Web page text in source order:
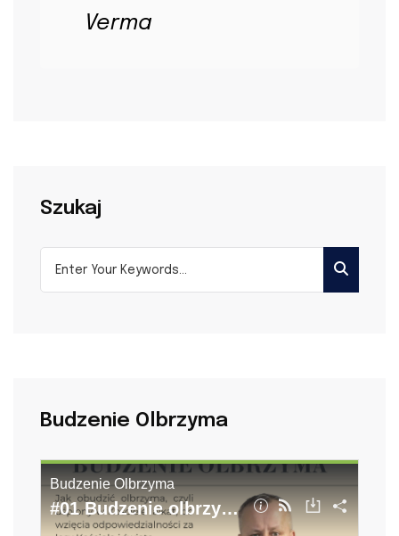
Verma
Szukaj
Budzenie Olbrzyma